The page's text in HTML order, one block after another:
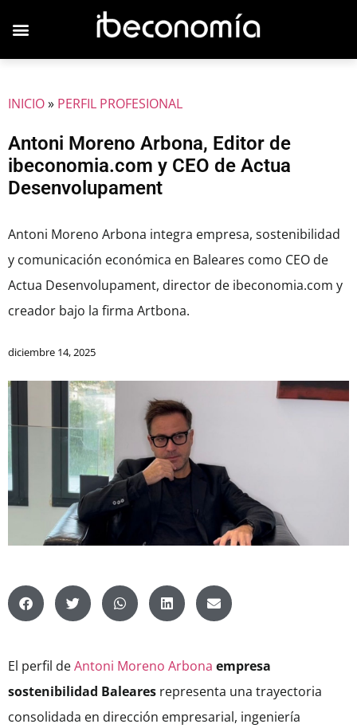
INICIO» PERFIL PROFESIONAL
Antoni Moreno Arbona, Editor de
ibeconomia.com y CEO de Actua
Desenvolupament
Antoni Moreno Arbona integra empresa, sostenibilidad
y comunicación económica en Baleares como CEO de
Actua Desenvolupament, director de ibeconomia.com y
creador bajo la firma Artbona.
diciembre 14, 2025
El perfil deAntoni Moreno Arbona empresa
sostenibilidad Baleares representa una trayectoria
consolidada en dirección empresarial, ingeniería